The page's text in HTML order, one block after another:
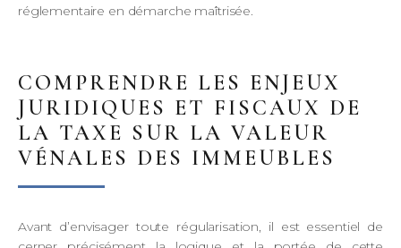
réglementaire en démarche maîtrisée.
COMPRENDRE LES ENJEUX
JURIDIQUES ET FISCAUX DE
LA TAXE SUR LA VALEUR
VÉNALES DES IMMEUBLES
Avant d’envisager toute régularisation, il est essentiel de